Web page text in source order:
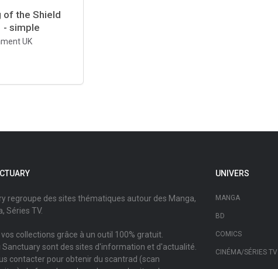
of the Shield
- simple
UK
regroupe des sites thématiques autour des Manga,
Séries TV.
collections grâce à un outil 100% gratuit.
Sanctuary sont des sites d'information et d'actualité.
contacter pour obtenir du scantrad (scan
UNIVERS
MANGA
BD
COMICS
CINÉMA/SÉRIES TV